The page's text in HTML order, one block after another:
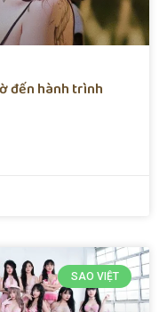
đến hành trình
SAO VIỆT